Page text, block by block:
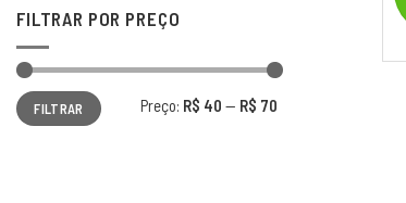
FILTRAR POR PREÇO
Preço
mínimo
Preço
máximo
FILTRAR Preço: R$ 40 — R$ 70